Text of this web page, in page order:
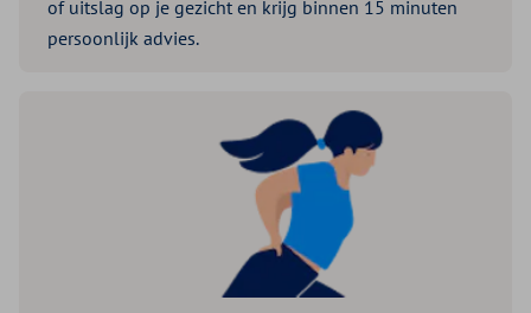
of uitslag op je gezicht en krijg binnen 15 minuten
persoonlijk advies.